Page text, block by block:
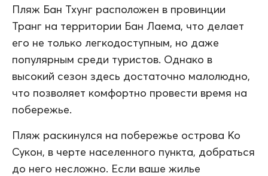
Пляж Бан Тхунг расположен в провинции
Транг на территории Бан Лаема, что делает
его не только легкодоступным, но даже
популярным среди туристов. Однако в
высокий сезон здесь достаточно малолюдно,
что позволяет комфортно провести время на
побережье.
Пляж раскинулся на побережье острова Ко
Сукон, в черте населенного пункта, добраться
до него несложно. Если ваше жилье